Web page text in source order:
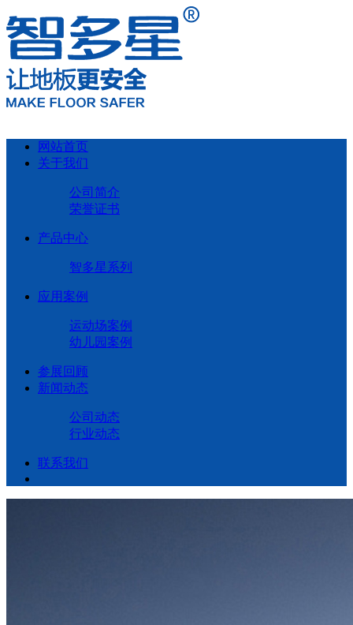
网站首页
关于我们
公司简介
荣誉证书
产品中心
智多星系列
应用案例
运动场案例
幼儿园案例
参展回顾
新闻动态
公司动态
行业动态
联系我们